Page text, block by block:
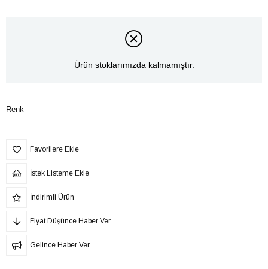
Ürün stoklarımızda kalmamıştır.
Renk
Favorilere Ekle
İstek Listeme Ekle
İndirimli Ürün
Fiyat Düşünce Haber Ver
Gelince Haber Ver